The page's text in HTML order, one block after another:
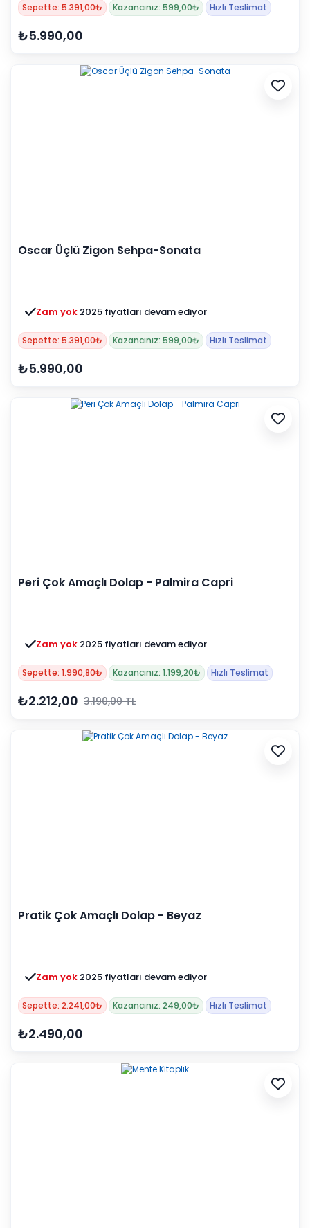
Sepette: 5.391,00₺ Kazancınız: 599,00₺ Hızlı Teslimat
₺5.990,00
Oscar Üçlü Zigon Sehpa-Sonata
Zam yok 2025 fiyatları devam ediyor
Sepette: 5.391,00₺ Kazancınız: 599,00₺ Hızlı Teslimat
₺5.990,00
Peri Çok Amaçlı Dolap - Palmira Capri
Zam yok 2025 fiyatları devam ediyor
Sepette: 1.990,80₺ Kazancınız: 1.199,20₺ Hızlı Teslimat
₺2.212,00 3.190,00 TL
Pratik Çok Amaçlı Dolap - Beyaz
Zam yok 2025 fiyatları devam ediyor
Sepette: 2.241,00₺ Kazancınız: 249,00₺ Hızlı Teslimat
₺2.490,00